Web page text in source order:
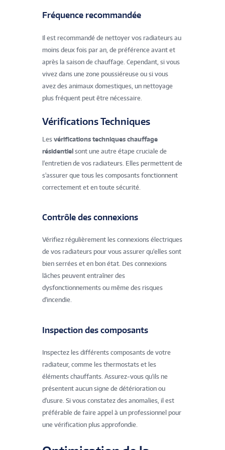
Fréquence recommandée
Il est recommandé de nettoyer vos radiateurs au
moins deux fois par an, de préférence avant et
après la saison de chauffage. Cependant, si vous
vivez dans une zone poussiéreuse ou si vous
avez des animaux domestiques, un nettoyage
plus fréquent peut être nécessaire.
Vérifications Techniques
Les vérifications techniques chauffage
résidentiel sont une autre étape cruciale de
l'entretien de vos radiateurs. Elles permettent de
s'assurer que tous les composants fonctionnent
correctement et en toute sécurité.
Contrôle des connexions
Vérifiez régulièrement les connexions électriques
de vos radiateurs pour vous assurer qu'elles sont
bien serrées et en bon état. Des connexions
lâches peuvent entraîner des
dysfonctionnements ou même des risques
d'incendie.
Inspection des composants
Inspectez les différents composants de votre
radiateur, comme les thermostats et les
éléments chauffants. Assurez-vous qu'ils ne
présentent aucun signe de détérioration ou
d'usure. Si vous constatez des anomalies, il est
préférable de faire appel à un professionnel pour
une vérification plus approfondie.